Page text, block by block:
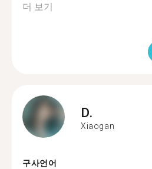
더 보기
D.
Xiaogan
구사언어